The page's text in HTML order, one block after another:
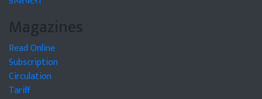
Magazines
Read Online
Subscription
Circulation
Tariff